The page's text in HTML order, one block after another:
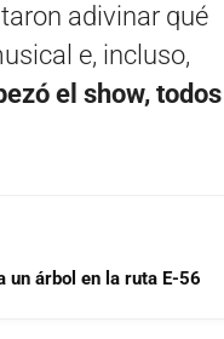
adivinar qué
e, incluso,
el show, todos
un árbol en la ruta E-56